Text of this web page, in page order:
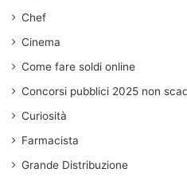
Chef
Cinema
Come fare soldi online
Concorsi pubblici 2025 non
Curiosità
Farmacista
Grande Distribuzione